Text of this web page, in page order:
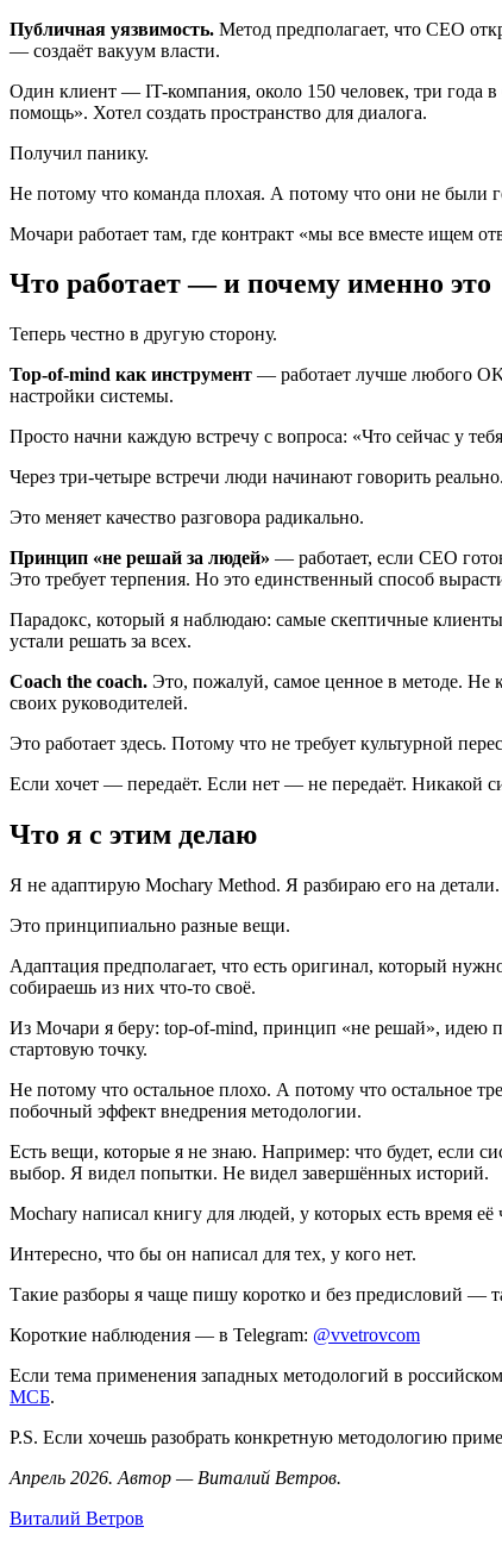
Публичная уязвимость. Метод предполагает, что CEO
— создаёт вакуум власти.
Один клиент — IT-компания, около 150 человек, три года
помощь». Хотел создать пространство для диалога.
Получил панику.
Не потому что команда плохая. А потому что они не были
Мочари работает там, где контракт «мы все вместе ищем
Что работает — и почему именно это
Теперь честно в другую сторону.
Top-of-mind как инструмент — работает лучше любого
настройки системы.
Просто начни каждую встречу с вопроса: «Что сейчас у
Через три-четыре встречи люди начинают говорить
Это меняет качество разговора радикально.
Принцип «не решай за людей» — работает, если CEO
Это требует терпения. Но это единственный способ
Парадокс, который я наблюдаю: самые скептичные
устали решать за всех.
Coach the coach. Это, пожалуй, самое ценное в методе. Не
своих руководителей.
Это работает здесь. Потому что не требует культурной
Если хочет — передаёт. Если нет — не передаёт. Никакой
Что я с этим делаю
Я не адаптирую Mochary Method. Я разбираю его на детали.
Это принципиально разные вещи.
Адаптация предполагает, что есть оригинал, который
собираешь из них что-то своё.
Из Мочари я беру: top-of-mind, принцип «не решай», идею
стартовую точку.
Не потому что остальное плохо. А потому что остальное
побочный эффект внедрения методологии.
Есть вещи, которые я не знаю. Например: что будет, если
выбор. Я видел попытки. Не видел завершённых историй.
Mochary написал книгу для людей, у которых есть время её
Интересно, что бы он написал для тех, у кого нет.
Такие разборы я чаще пишу коротко и без предисловий —
Короткие наблюдения — в Telegram: @vvetrovcom
Если тема применения западных методологий в
МСБ.
P.S. Если хочешь разобрать конкретную методологию
Апрель 2026. Автор — Виталий Ветров.
Виталий Ветров